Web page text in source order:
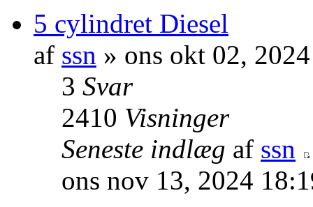
5 cylindret Diesel
af ssn » ons okt 02,
3 Svar
2410 Visninger
Seneste indlæg af ssn
ons nov 13, 2024